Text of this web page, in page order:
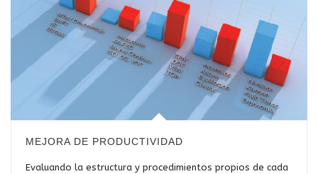
MEJORA DE PRODUCTIVIDAD
Evaluando la estructura y procedimientos propios de cada